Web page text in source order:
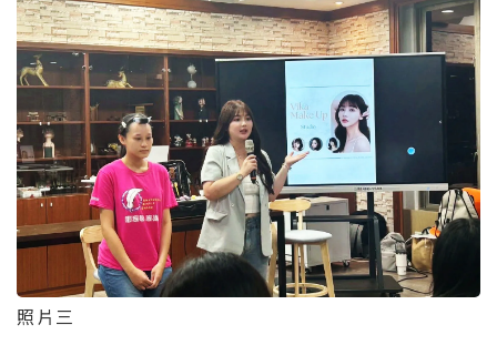
照片三